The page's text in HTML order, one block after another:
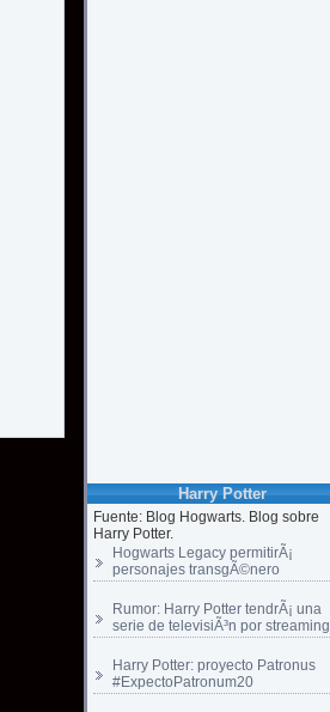
Harry Potter
Fuente: Blog Hogwarts. Blog sobre
Harry Potter.
Hogwarts Legacy permitirÃ¡
personajes transgÃ©nero
Rumor: Harry Potter tendrÃ¡ una
serie de televisiÃ³n por streaming
Harry Potter: proyecto Patronus
#ExpectoPatronum20